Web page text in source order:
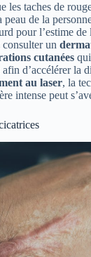
les taches de
peau de la
pour l’estime de
consulter un
cutanées
d’accélérer la
au laser, la
intense peut